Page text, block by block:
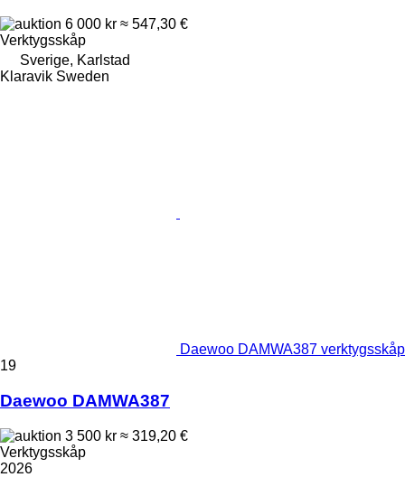
6 000 kr ≈ 547,30 €
Verktygsskåp
Sverige, Karlstad
Klaravik Sweden
Daewoo DAMWA387 verktygsskåp
19
Daewoo DAMWA387
3 500 kr ≈ 319,20 €
Verktygsskåp
2026